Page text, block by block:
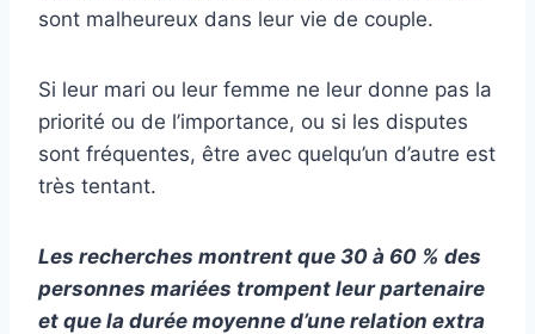
sont malheureux dans leur vie de couple.
Si leur mari ou leur femme ne leur donne pas la
priorité ou de l’importance, ou si les disputes
sont fréquentes, être avec quelqu’un d’autre est
très tentant.
Les recherches montrent que 30 à 60 % des
personnes mariées trompent leur partenaire
et que la durée moyenne d’une relation extra